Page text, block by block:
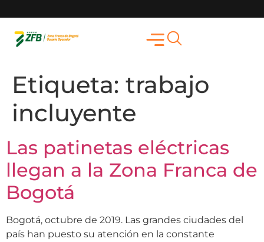
Etiqueta: trabajo
incluyente
Las patinetas eléctricas
llegan a la Zona Franca de
Bogotá
Bogotá, octubre de 2019. Las grandes ciudades del
país han puesto su atención en la constante